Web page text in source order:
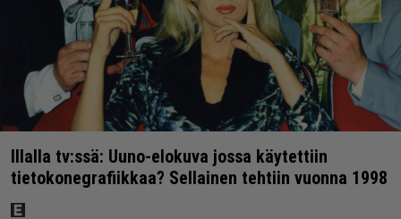
Illalla tv:ssä: Uuno-elokuva jossa käytettiin
tietokonegrafiikkaa? Sellainen tehtiin vuonna 1998